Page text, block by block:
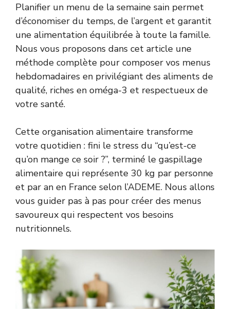
Planifier un menu de la semaine sain permet
d’économiser du temps, de l’argent et garantit
une alimentation équilibrée à toute la famille.
Nous vous proposons dans cet article une
méthode complète pour composer vos menus
hebdomadaires en privilégiant des aliments de
qualité, riches en oméga-3 et respectueux de
votre santé.
Cette organisation alimentaire transforme
votre quotidien : fini le stress du “qu’est-ce
qu’on mange ce soir ?”, terminé le gaspillage
alimentaire qui représente 30 kg par personne
et par an en France selon l’ADEME. Nous allons
vous guider pas à pas pour créer des menus
savoureux qui respectent vos besoins
nutritionnels.